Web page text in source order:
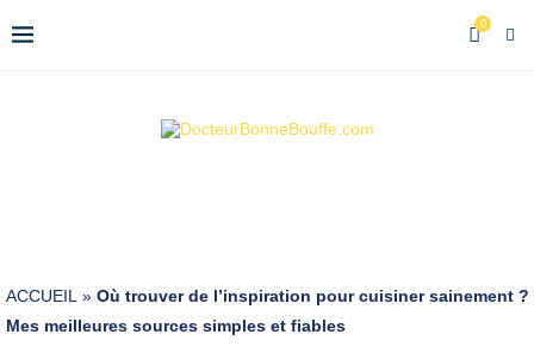
0
ACCUEIL » Où trouver de l’inspiration pour cuisiner sainement ?
Mes meilleures sources simples et fiables